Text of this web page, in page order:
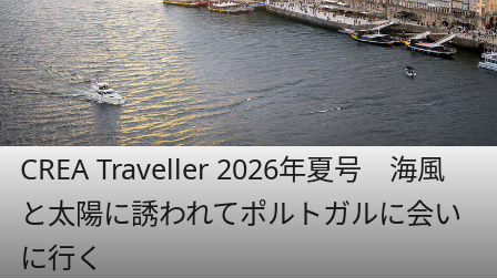
CREA Traveller 2026年夏号 海風
と太陽に誘われてポルトガルに会い
に行く